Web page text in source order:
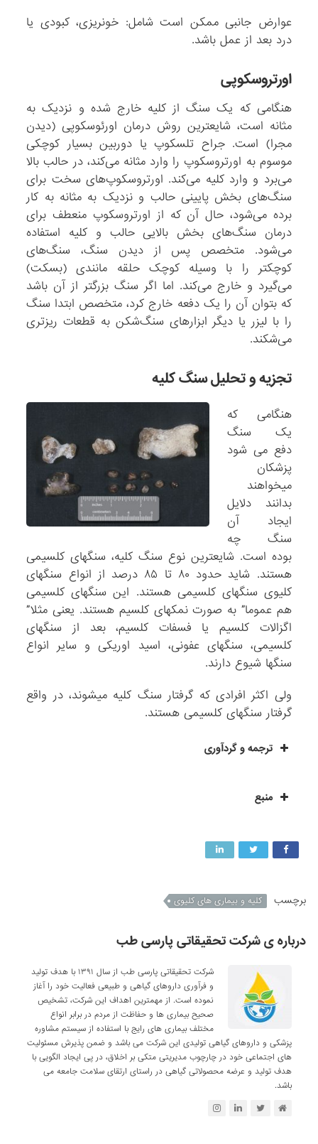
عوارض جانبی ممکن است شامل: خونریزی، کبودی یا
درد بعد از عمل باشد.
اورتروسکوپی
هنگامی که یک سنگ از کلیه خارج شده و نزدیک به
مثانه است، شایعترین روش درمان اورئوسکوپی (دیدن
مجرا) است. جراح تلسکوپ یا دوربین بسیار کوچکی
موسوم به اورتروسکوپ را وارد مثانه می‌کند، در حالب بالا
می‌برد و وارد کلیه می‌کند. اورتروسکوپ‌های سخت برای
سنگ‌های بخش پایینی حالب و نزدیک به مثانه به کار
برده می‌شود، حال آن که از اورتروسکوپ منعطف برای
درمان سنگ‌های بخش بالایی حالب و کلیه استفاده
می‌شود. متخصص پس از دیدن سنگ، سنگ‌های
کوچکتر را با وسیله کوچک حلقه مانندی (بسکت)
می‌گیرد و خارج می‌کند. اما اگر سنگ بزرگتر از آن باشد
که بتوان آن را یک دفعه خارج کرد، متخصص ابتدا سنگ
را با لیزر یا دیگر ابزارهای سنگ‌شکن به قطعات ریزتری
می‌شکند.
تجزیه و تحلیل سنگ کلیه
هنگامی که
یک سنگ
دفع می شود
پزشکان
میخواهند
بدانند دلایل
ایجاد آن
سنگ چه
بوده است. شایعترین نوع سنگ کلیه، سنگهای کلسیمی
هستند. شاید حدود ۸۰ تا ۸۵ درصد از انواع سنگهای
کلیوی سنگهای کلسیمی هستند. این سنگهای کلسیمی
هم عموما” به صورت نمکهای کلسیم هستند. یعنی مثلا”
اگزالات کلسیم یا فسفات کلسیم، بعد از سنگهای
کلسیمی، سنگهای عفونی، اسید اوریکی و سایر انواع
سنگها شیوع دارند.
ولی اکثر افرادی که گرفتار سنگ کلیه میشوند، در واقع
گرفتار سنگهای کلسیمی هستند.
ترجمه و گردآوری
منبع
برچسب کلیه و بیماری های کلیوی
درباره ی شرکت تحقیقاتی پارسی طب
شرکت تحقیقاتی پارسی طب از سال ۱۳۹۱ با هدف تولید
و فرآوری داروهای گیاهی و طبیعی فعالیت خود را آغاز
نموده است. از مهمترین اهداف این شرکت، تشخیص
صحیح بیماری ها و حفاظت از مردم در برابر انواع
مختلف بیماری های رایج با استفاده از سیستم مشاوره
پزشکی و داروهای گیاهی تولیدی این شرکت می باشد و ضمن پذیرش مسئولیت
های اجتماعی خود در چارچوب مدیریتی متکی بر اخلاق، در پی ایجاد الگویی با
هدف تولید و عرضه محصولاتی گیاهی در راستای ارتقای سلامت جامعه می
باشد.